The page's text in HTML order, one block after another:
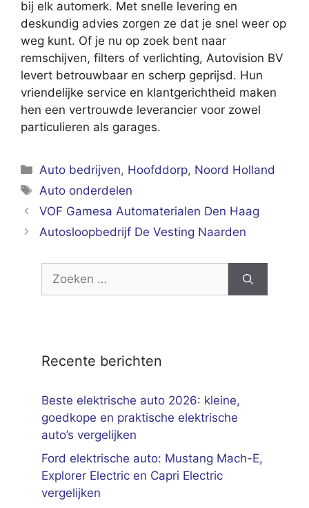
bij elk automerk. Met snelle levering en
deskundig advies zorgen ze dat je snel weer op
weg kunt. Of je nu op zoek bent naar
remschijven, filters of verlichting, Autovision BV
levert betrouwbaar en scherp geprijsd. Hun
vriendelijke service en klantgerichtheid maken
hen een vertrouwde leverancier voor zowel
particulieren als garages.
Categorieën
Auto bedrijven, Hoofddorp, Noord Holland
Tags
Auto onderdelen
VOF Gamesa Automaterialen Den Haag
Autosloopbedrijf De Vesting Naarden
Zoek
Recente berichten
Beste elektrische auto 2026: kleine,
goedkope en praktische elektrische
auto’s vergelijken
Ford elektrische auto: Mustang Mach-E,
Explorer Electric en Capri Electric
vergelijken